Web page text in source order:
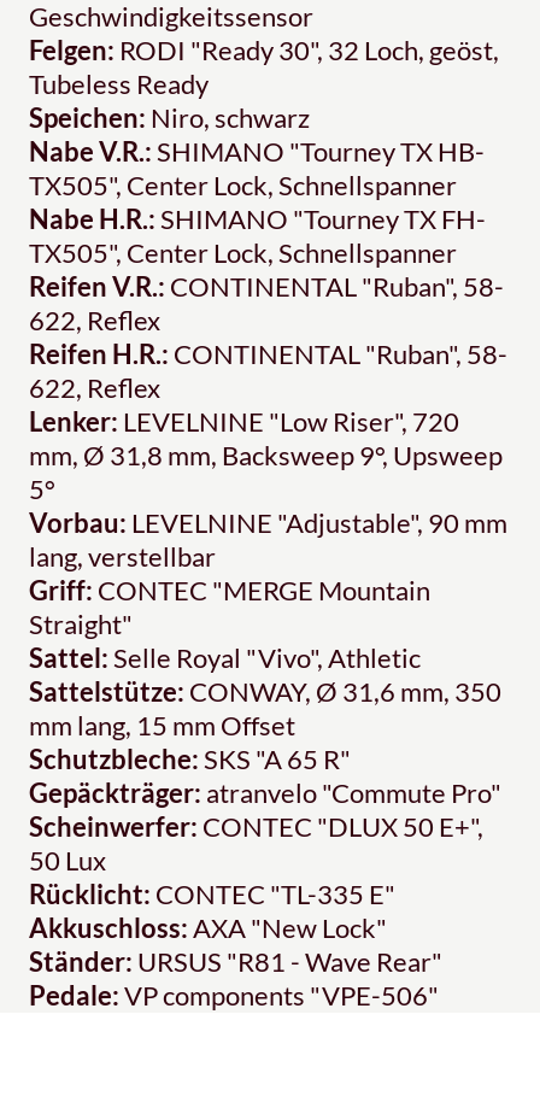
Geschwindigkeitssensor
Felgen: RODI "Ready 30", 32 Loch, geöst,
Tubeless Ready
Speichen: Niro, schwarz
Nabe V.R.:SHIMANO "Tourney TX HB-
TX505", Center Lock, Schnellspanner
Nabe H.R.:SHIMANO "Tourney TX FH-
TX505", Center Lock, Schnellspanner
Reifen V.R.: CONTINENTAL "Ruban", 58-
622, Reflex
Reifen H.R.: CONTINENTAL "Ruban", 58-
622, Reflex
Lenker: LEVELNINE "Low Riser", 720
mm, Ø 31,8 mm, Backsweep 9°, Upsweep
5°
Vorbau: LEVELNINE "Adjustable", 90 mm
lang, verstellbar
Griff: CONTEC "MERGE Mountain
Straight"
Sattel:Selle Royal "Vivo", Athletic
Sattelstütze: CONWAY, Ø 31,6 mm, 350
mm lang, 15 mm Offset
Schutzbleche:SKS "A 65 R"
Gepäckträger: atranvelo "Commute Pro"
Scheinwerfer: CONTEC "DLUX 50 E+",
50 Lux
Rücklicht: CONTEC "TL-335 E"
Akkuschloss:AXA "New Lock"
Ständer: URSUS "R81 - Wave Rear"
Pedale:VP components "VPE-506"